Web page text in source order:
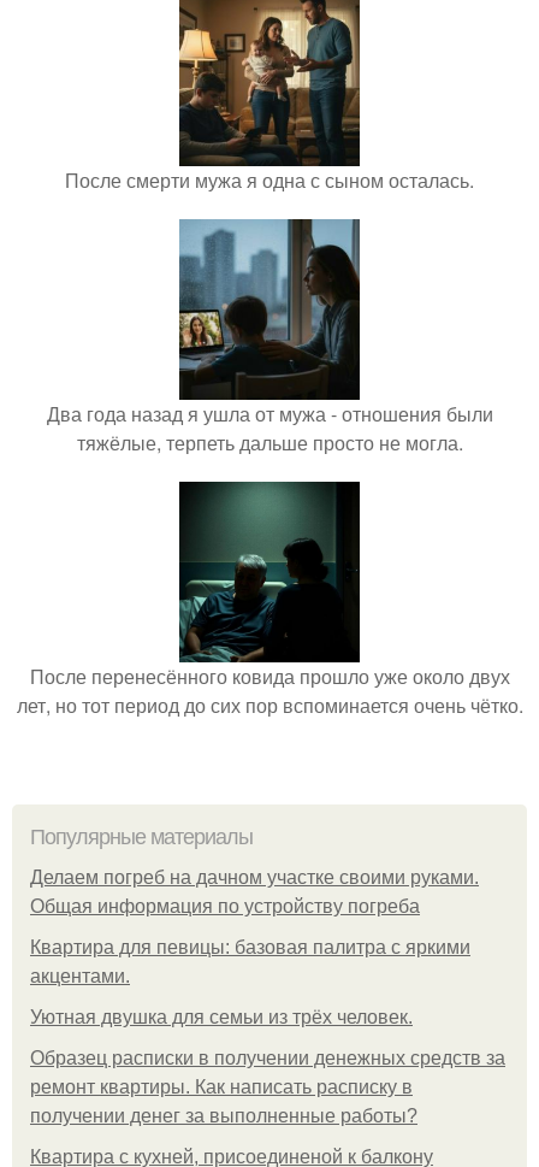
После смерти мужа я одна с сыном осталась.
Два года назад я ушла от мужа - отношения были
тяжёлые, терпеть дальше просто не могла.
После перенесённого ковида прошло уже около двух
лет, но тот период до сих пор вспоминается очень чётко.
Популярные материалы
Делаем погреб на дачном участке своими руками.
Общая информация по устройству погреба
Квартира для певицы: базовая палитра с яркими
акцентами.
Уютная двушка для семьи из трёх человек.
Образец расписки в получении денежных средств за
ремонт квартиры. Как написать расписку в
получении денег за выполненные работы?
Квартира с кухней, присоединеной к балкону